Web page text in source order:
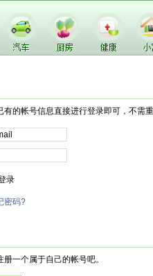
的帐号信息直接进行登录即可，不需
录
密码?
一个属于自己的帐号吧。